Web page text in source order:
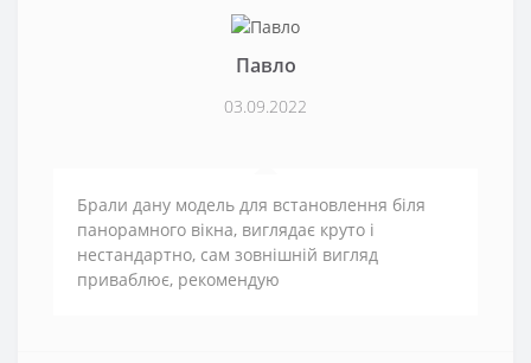
Павло
03.09.2022
Брали дану модель для встановлення біля
панорамного вікна, виглядає круто і
нестандартно, сам зовнішній вигляд
приваблює, рекомендую